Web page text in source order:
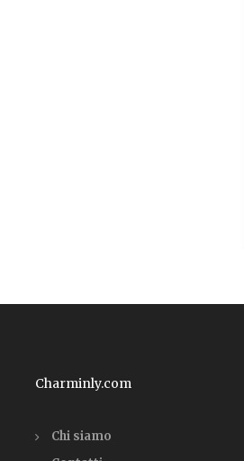
Charminly.com
Chi siamo